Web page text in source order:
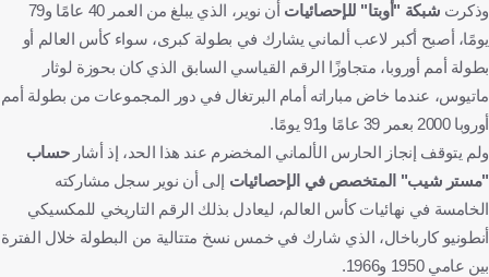
وذكرت شبكة "أوبتا" للإحصائيات
أن نوير، الذي يبلغ من العمر 40 عامًا و79
يومًا، أصبح أكبر لاعب ألماني يشارك في بطولة كبرى، سواء كأس العالم أو
بطولة أمم أوروبا، متجاوزًا الرقم القياسي السابق الذي كان بحوزة لوثار
ماتيوس، عندما خاض مباراته أمام البرتغال في دور المجموعات من بطولة أمم
أوروبا 2000 بعمر 39 عامًا و91 يومًا.
ولم يتوقف إنجاز الحارس الألماني المخضرم عند هذا الحد، إذ أشارحساب
"مستر شيب" المتخصص في الإحصائيات إلى أن نوير سجل مشاركته
الخامسة في نهائيات كأس العالم، ليعادل بذلك الرقم التاريخي للمكسيكي
أنطونيو كارباخال، الذي شارك في خمس نسخ متتالية من البطولة خلال الفترة
بين عامي 1950 و1966.